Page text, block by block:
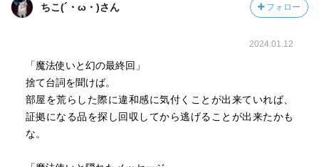
ちこ(´・ω・)さん フォロー
2024.01.12
「魔法使いと幻の最終回」
捨て台詞を聞けば。
部屋を荒らした際に違和感に気付くことが出来ていれば、
証拠になる品を探し回収してから逃げることが出来たかも
な。